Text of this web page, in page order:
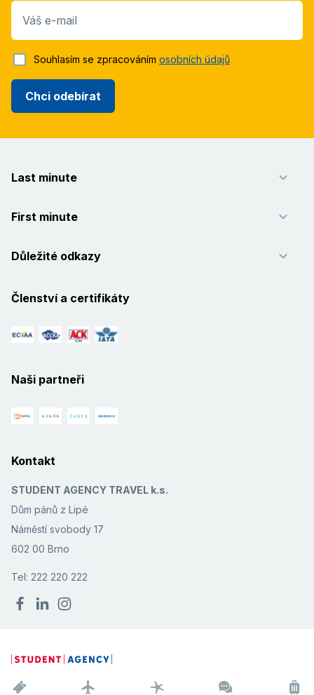
Váš e-mail
Chci odebírat
Souhlasím se zpracováním osobních údajů
Last minute
First minute
Důležité odkazy
Členství a certifikáty
Naši partneři
Kontakt
STUDENT AGENCY TRAVEL k.s.
Dům pánů z Lipé
Náměstí svobody 17
602 00 Brno
Tel: 222 220 222